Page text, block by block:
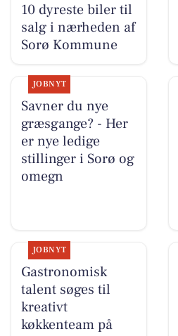
10 dyreste biler til
salg i nærheden af
Sorø Kommune
JOBNYT
Savner du nye
græsgange? - Her
er nye ledige
stillinger i Sorø og
omegn
JOBNYT
Gastronomisk
talent søges til
kreativt
køkkenteam på